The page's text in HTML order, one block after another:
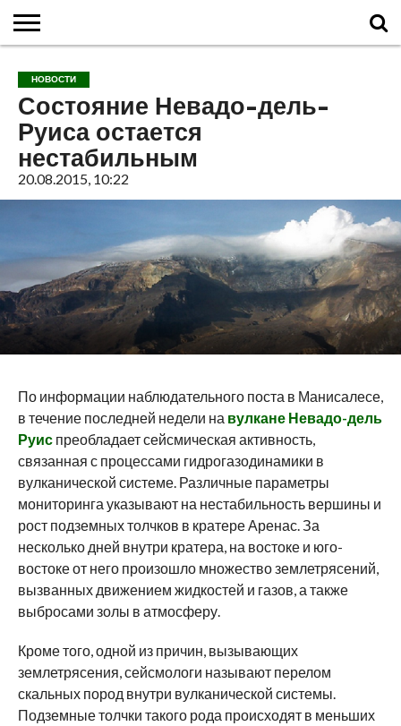
О
ВУЛКАНАХ
ВУЛКАНЫ
МИРА
КАЛЬДЕРЫ
НОВОСТИ
ФАКТЫ
ИСТОРИЯ
МОНИТОРИНГ
ВИДЕО
ТУРИСТАМ
О
САЙТЕ
КАРТА
САЙТА
КОНТАКТЫ
НОВОСТИ
Состояние Невадо-дель-
Руиса остается
нестабильным
20.08.2015, 10:22
По информации наблюдательного поста в Манисалесе,
в течение последней недели на вулкане Невадо-дель
Руиспреобладает сейсмическая активность,
связанная с процессами гидрогазодинамики в
вулканической системе. Различные параметры
мониторинга указывают на нестабильность вершины и
рост подземных толчков в кратере Аренас. За
несколько дней внутри кратера, на востоке и юго-
востоке от него произошло множество землетрясений,
вызванных движением жидкостей и газов, а также
выбросами золы в атмосферу.
Кроме того, одной из причин, вызывающих
землетрясения, сейсмологи называют перелом
скальных пород внутри вулканической системы.
Подземные толчки такого рода происходят в меньших